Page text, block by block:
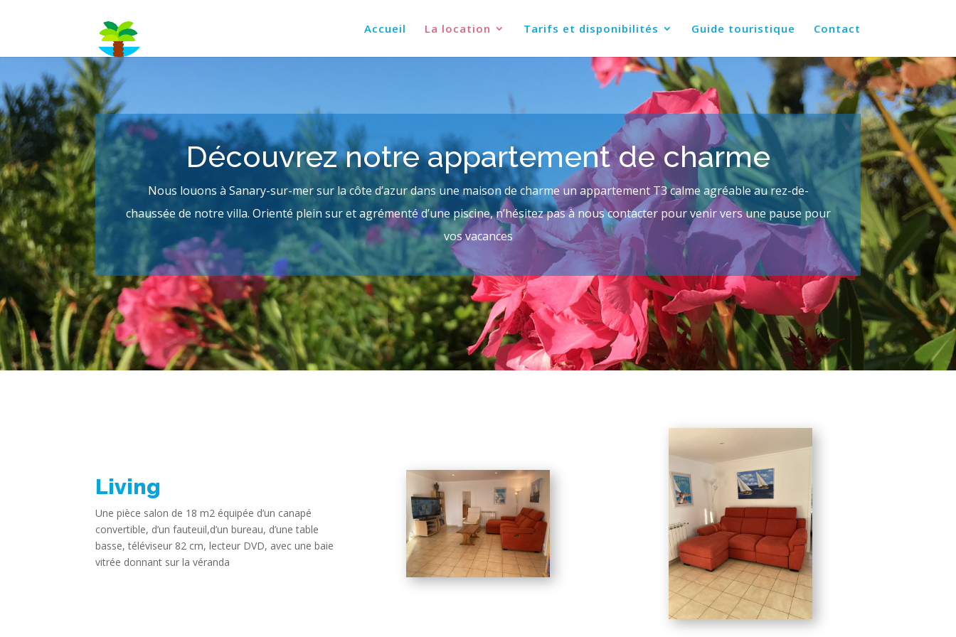
Accueil La location Tarifs et disponibilités Guide touristique Contact
Découvrez notre appartement de charme
Nous louons à Sanary-sur-mer sur la côte d’azur dans une maison de charme un appartement T3 calme agréable au rez-de-
chaussée de notre villa. Orienté plein sur et agrémenté d’une piscine, n’hésitez pas à nous contacter pour venir vers une pause pour
vos vacances
Living
Une pièce salon de 18 m2 équipée d’un canapé
convertible, d’un fauteuil,d’un bureau, d’une table
basse, téléviseur 82 cm, lecteur DVD, avec une baie
vitrée donnant sur la véranda